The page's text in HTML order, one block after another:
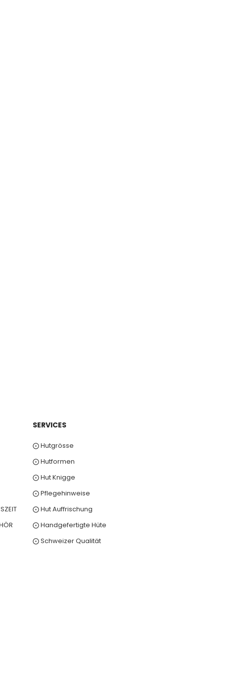
SERVICES
⨀ Hutgrösse
⨀ Hutformen
⨀ Hut Knigge
⨀ Pflegehinweise
⨀ Hut Auffrischung
⨀ Handgefertigte Hüte
⨀ Schweizer Qualität